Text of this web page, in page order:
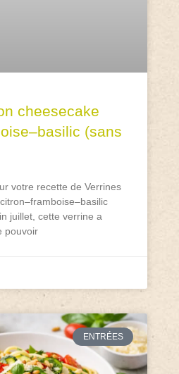
cheesecake
(sans
votre recette de Verrines
juillet, cette verrine a
pouvoir
ENTRÉES